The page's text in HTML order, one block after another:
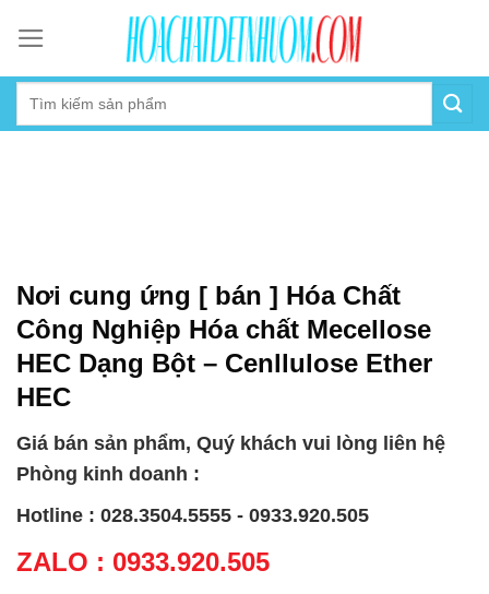
content
Nơi cung ứng [ bán ] Hóa Chất
Công Nghiệp Hóa chất Mecellose
HEC Dạng Bột – Cenllulose Ether
HEC
Giá bán sản phẩm, Quý khách vui lòng liên hệ
Phòng kinh doanh :
Hotline : 028.3504.5555 - 0933.920.505
ZALO : 0933.920.505